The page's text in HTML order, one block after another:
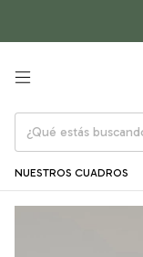
NUESTROS CUADROS